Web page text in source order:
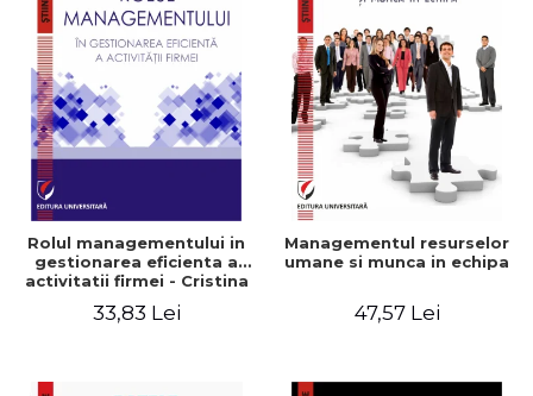
Rolul managementului in
gestionarea eficienta a
activitatii firmei - Cristina
Gabriel Nastase, Mihaela-
33,83 Lei
Managementul resurselor
umane si munca in echipa
47,57 Lei